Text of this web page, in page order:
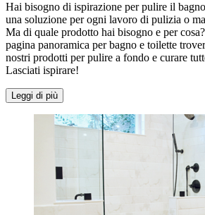
Hai bisogno di ispirazione per pulire il
una soluzione per ogni lavoro di pulizia o
Ma di quale prodotto hai bisogno e per
pagina panoramica per bagno e toilette
nostri prodotti per pulire a fondo e curare
Lasciati ispirare!
Leggi di più